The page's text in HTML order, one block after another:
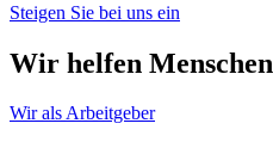
Steigen Sie bei uns ein
Wir helfen
Wir als Arbeitgeber